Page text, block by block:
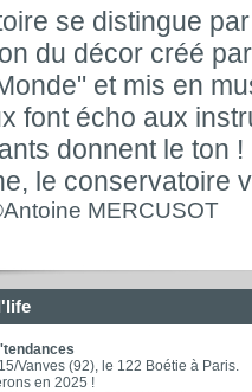
se distingue
du décor créé
et mis en
font écho aux
donnent le ton !
le conservatoire
MERCUSOT
Vanves (92), le 122 Boétie à Paris.
en 2025 !